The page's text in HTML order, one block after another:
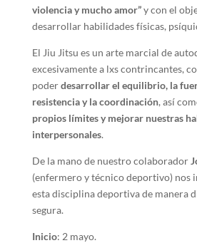
violencia y mucho amor”y con el
desarrollar habilidades físicas,
El Jiu Jitsu es un arte marcial de
excesivamente a lxs contrincantes,
poderdesarrollar el equilibrio, la
resistencia y la coordinación, así
propios límites y mejorar nuestras
interpersonales.
De la mano de nuestro colaborador
(enfermero y técnico deportivo) nos
esta disciplina deportiva de manera
segura.
Inicio: 2 mayo.